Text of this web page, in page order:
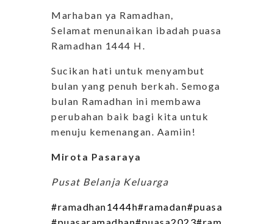
Marhaban ya Ramadhan,
Selamat menunaikan ibadah puasa
Ramadhan 1444 H.
Sucikan hati untuk menyambut
bulan yang penuh berkah. Semoga
bulan Ramadhan ini membawa
perubahan baik bagi kita untuk
menuju kemenangan. Aamiin!
Mirota Pasaraya
Pusat Belanja Keluarga
#ramadhan1444h#ramadan#puasa